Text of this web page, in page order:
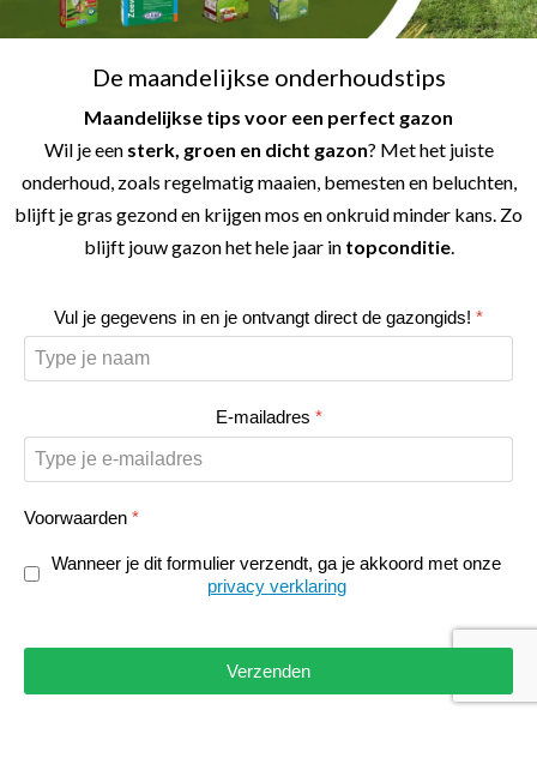
De maandelijkse onderhoudstips
Maandelijkse tips voor een perfect gazon
Wil je een sterk, groen en dicht gazon? Met het juiste
onderhoud, zoals regelmatig maaien, bemesten en beluchten,
blijft je gras gezond en krijgen mos en onkruid minder kans. Zo
blijft jouw gazon het hele jaar in topconditie.
Vul je gegevens in en je ontvangt direct de gazongids! *
E-mailadres *
Voorwaarden *
Wanneer je dit formulier verzendt, ga je akkoord met onze
privacy verklaring
Verzenden